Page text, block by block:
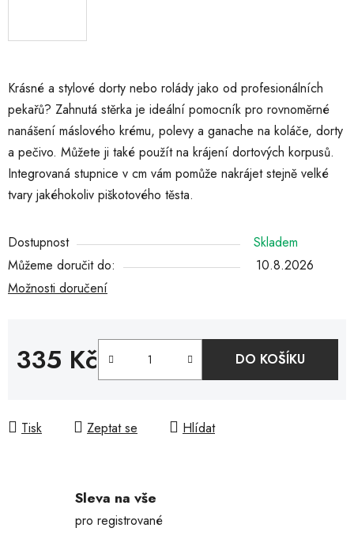
Krásné a stylové dorty nebo rolády jako od profesionálních
pekařů? Zahnutá stěrka je ideální pomocník pro rovnoměrné
nanášení máslového krému, polevy a ganache na koláče, dorty
a pečivo. Můžete ji také použít na krájení dortových korpusů.
Integrovaná stupnice v cm vám pomůže nakrájet stejně velké
tvary jakéhokoliv piškotového těsta.
Dostupnost
Skladem
Můžeme doručit do:
10.8.2026
Možnosti doručení
335 Kč DO KOŠÍKU
Tisk Zeptat se Hlídat
Sleva na vše
pro registrované